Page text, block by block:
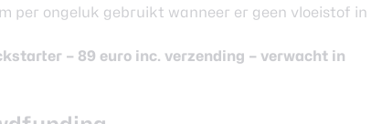
per ongeluk gebruikt wanneer er geen vloeistof in
– 89 euro inc. verzending – verwacht in